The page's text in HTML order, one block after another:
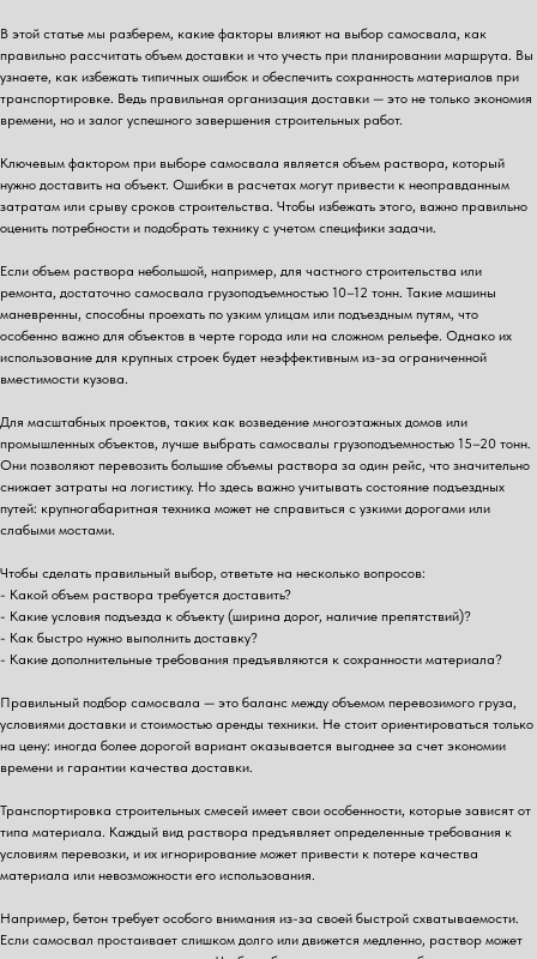
В этой статье мы разберем, какие факторы влияют на выбор самосвала, как
правильно рассчитать объем доставки и что учесть при планировании маршрута. Вы
узнаете, как избежать типичных ошибок и обеспечить сохранность материалов при
транспортировке. Ведь правильная организация доставки — это не только экономия
времени, но и залог успешного завершения строительных работ.
Ключевым фактором при выборе самосвала является объем раствора, который
нужно доставить на объект. Ошибки в расчетах могут привести к неоправданным
затратам или срыву сроков строительства. Чтобы избежать этого, важно правильно
оценить потребности и подобрать технику с учетом специфики задачи.
Если объем раствора небольшой, например, для частного строительства или
ремонта, достаточно самосвала грузоподъемностью 10–12 тонн. Такие машины
маневренны, способны проехать по узким улицам или подъездным путям, что
особенно важно для объектов в черте города или на сложном рельефе. Однако их
использование для крупных строек будет неэффективным из-за ограниченной
вместимости кузова.
Для масштабных проектов, таких как возведение многоэтажных домов или
промышленных объектов, лучше выбрать самосвалы грузоподъемностью 15–20 тонн.
Они позволяют перевозить большие объемы раствора за один рейс, что значительно
снижает затраты на логистику. Но здесь важно учитывать состояние подъездных
путей: крупногабаритная техника может не справиться с узкими дорогами или
слабыми мостами.
Чтобы сделать правильный выбор, ответьте на несколько вопросов:
- Какой объем раствора требуется доставить?
- Какие условия подъезда к объекту (ширина дорог, наличие препятствий)?
- Как быстро нужно выполнить доставку?
- Какие дополнительные требования предъявляются к сохранности материала?
Правильный подбор самосвала — это баланс между объемом перевозимого груза,
условиями доставки и стоимостью аренды техники. Не стоит ориентироваться только
на цену: иногда более дорогой вариант оказывается выгоднее за счет экономии
времени и гарантии качества доставки.
Транспортировка строительных смесей имеет свои особенности, которые зависят от
типа материала. Каждый вид раствора предъявляет определенные требования к
условиям перевозки, и их игнорирование может привести к потере качества
материала или невозможности его использования.
Например, бетон требует особого внимания из-за своей быстрой схватываемости.
Если самосвал простаивает слишком долго или движется медленно, раствор может